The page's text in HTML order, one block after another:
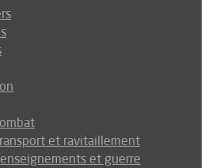
et ravitaillement
et guerre